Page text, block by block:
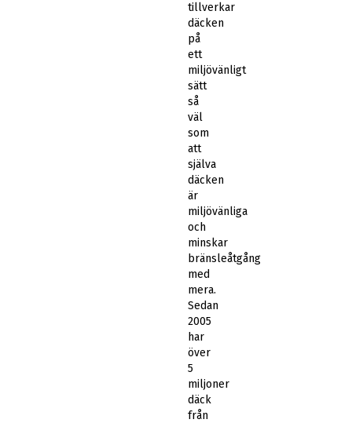
tillverkar
däcken
på
ett
miljövänligt
sätt
så
väl
som
att
själva
däcken
är
miljövänliga
och
minskar
bränsleåtgång
med
mera.
Sedan
2005
har
över
5
miljoner
däck
från